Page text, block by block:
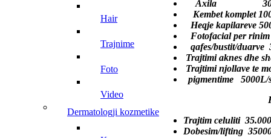
hair
trajnime
foto
video
dermatologji kozmetike
Axila
Kembet komplet
Heqje kapilareve
Fotofacial per rinim
qafes/bustit/duarve
Trajtimi aknes dhe
Trajtimi njollave te
pigmentime 5000L/
Trajtim celuliti
Dobesim/lifting